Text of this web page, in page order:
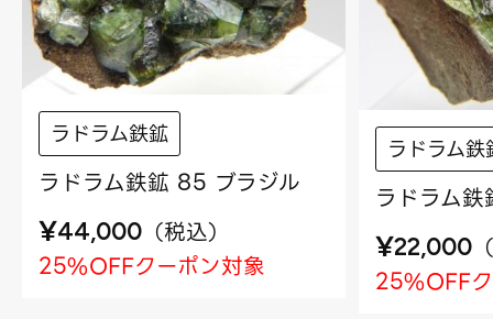
ラドラム鉄鉱
ラドラム鉄鉱 85 ブラジル
¥44,000 （税込）
25%OFFクーポン対象
ラドラム鉄
ラドラム
¥22,000 （
25%OFF